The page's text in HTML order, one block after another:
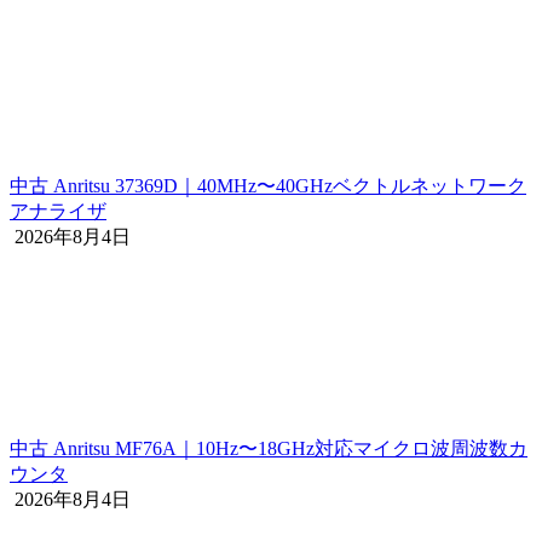
中古 Anritsu 37369D｜40MHz〜40GHzベクトルネットワーク
アナライザ
2026年8月4日
中古 Anritsu MF76A｜10Hz〜18GHz対応マイクロ波周波数カ
ウンタ
2026年8月4日